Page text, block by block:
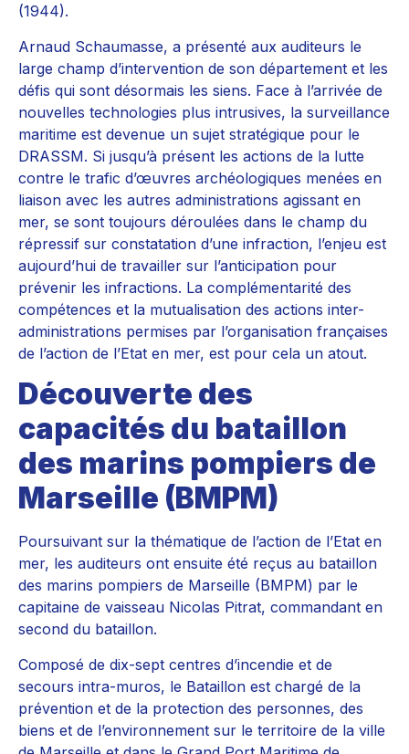
(1944).
Arnaud Schaumasse, a présenté aux auditeurs le
large champ d’intervention de son département et les
défis qui sont désormais les siens. Face à l’arrivée de
nouvelles technologies plus intrusives, la surveillance
maritime est devenue un sujet stratégique pour le
DRASSM. Si jusqu’à présent les actions de la lutte
contre le trafic d’œuvres archéologiques menées en
liaison avec les autres administrations agissant en
mer, se sont toujours déroulées dans le champ du
répressif sur constatation d’une infraction, l’enjeu est
aujourd’hui de travailler sur l’anticipation pour
prévenir les infractions. La complémentarité des
compétences et la mutualisation des actions inter-
administrations permises par l’organisation françaises
de l’action de l’Etat en mer, est pour cela un atout.
Découverte des
capacités du bataillon
des marins pompiers de
Marseille (BMPM)
Poursuivant sur la thématique de l’action de l’Etat en
mer, les auditeurs ont ensuite été reçus au bataillon
des marins pompiers de Marseille (BMPM) par le
capitaine de vaisseau Nicolas Pitrat, commandant en
second du bataillon.
Composé de dix-sept centres d’incendie et de
secours intra-muros, le Bataillon est chargé de la
prévention et de la protection des personnes, des
biens et de l’environnement sur le territoire de la ville